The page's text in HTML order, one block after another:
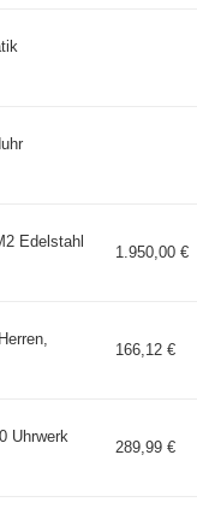
Edelstahl
1.950,00 €
166,12 €
Uhrwerk
289,99 €